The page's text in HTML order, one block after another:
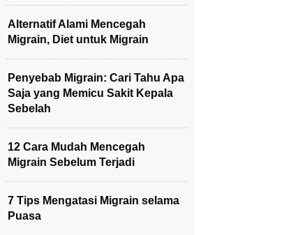
Alternatif Alami Mencegah
Migrain, Diet untuk Migrain
Penyebab Migrain: Cari Tahu Apa
Saja yang Memicu Sakit Kepala
Sebelah
12 Cara Mudah Mencegah
Migrain Sebelum Terjadi
7 Tips Mengatasi Migrain selama
Puasa